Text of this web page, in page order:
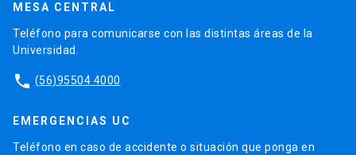
MESA CENTRAL
Teléfono para comunicarse con las distintas áreas de la
Universidad.
phone (56)95504 4000
EMERGENCIAS UC
Teléfono en caso de accidente o situación que ponga en